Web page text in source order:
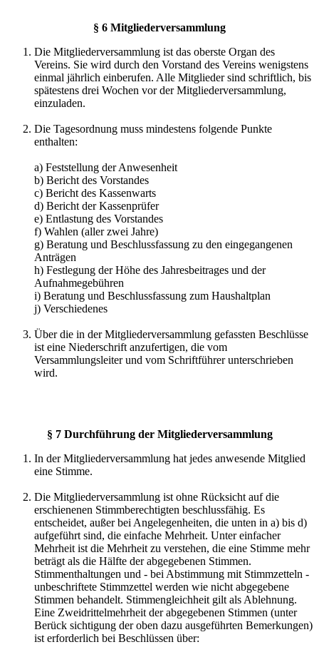
§ 6 Mitgliederversammlung
Die Mitgliederversammlung ist das oberste Organ des
Vereins. Sie wird durch den Vorstand des Vereins wenigstens
einmal jährlich einberufen. Alle Mitglieder sind schriftlich, bis
spätestens drei Wochen vor der Mitgliederversammlung,
einzuladen.
Die Tagesordnung muss mindestens folgende Punkte
enthalten:
a) Feststellung der Anwesenheit
b) Bericht des Vorstandes
c) Bericht des Kassenwarts
d) Bericht der Kassenprüfer
e) Entlastung des Vorstandes
f) Wahlen (aller zwei Jahre)
g) Beratung und Beschlussfassung zu den eingegangenen
Anträgen
h) Festlegung der Höhe des Jahresbeitrages und der
Aufnahmegebühren
i) Beratung und Beschlussfassung zum Haushaltplan
j) Verschiedenes
Über die in der Mitgliederversammlung gefassten Beschlüsse
ist eine Niederschrift anzufertigen, die vom
Versammlungsleiter und vom Schriftführer unterschrieben
wird.
§ 7 Durchführung der Mitgliederversammlung
In der Mitgliederversammlung hat jedes anwesende Mitglied
eine Stimme.
Die Mitgliederversammlung ist ohne Rücksicht auf die
erschienenen Stimmberechtigten beschlussfähig. Es
entscheidet, außer bei Angelegenheiten, die unten in a) bis d)
aufgeführt sind, die einfache Mehrheit. Unter einfacher
Mehrheit ist die Mehrheit zu verstehen, die eine Stimme mehr
beträgt als die Hälfte der abgegebenen Stimmen.
Stimmenthaltungen und - bei Abstimmung mit Stimmzetteln -
unbeschriftete Stimmzettel werden wie nicht abgegebene
Stimmen behandelt. Stimmengleichheit gilt als Ablehnung.
Eine Zweidrittelmehrheit der abgegebenen Stimmen (unter
Berück sichtigung der oben dazu ausgeführten Bemerkungen)
ist erforderlich bei Beschlüssen über: